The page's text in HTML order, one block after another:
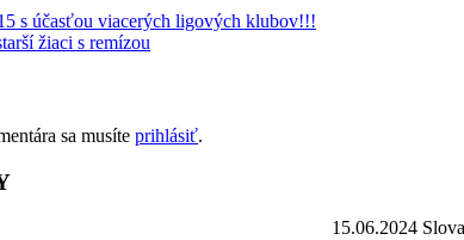
s účasťou viacerých ligových klubov!!!
žiaci s remízou
sa musíte prihlásiť.
15.06.2024